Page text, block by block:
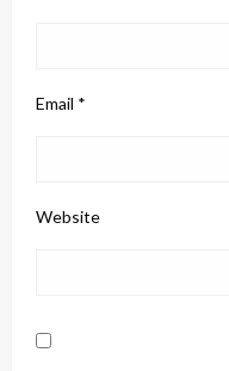
Email *
Website